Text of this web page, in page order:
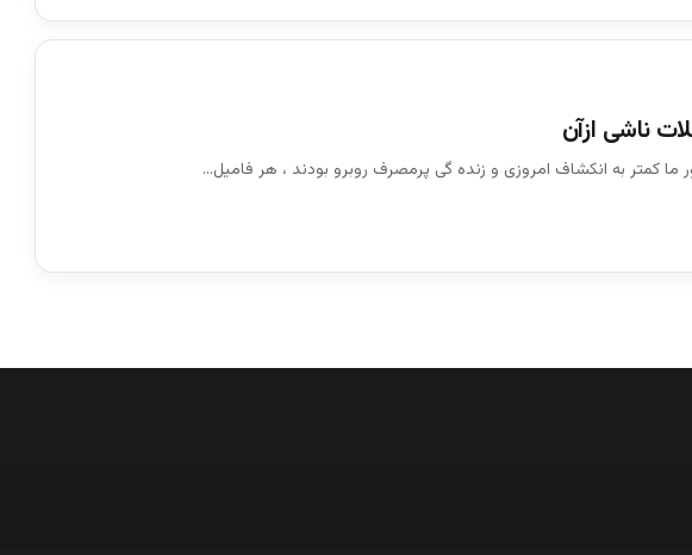
ناشی ازآن
ما کمتر به انکشاف امروزی و زنده گی پرمصرف روبرو بودند ، هر فامیل…